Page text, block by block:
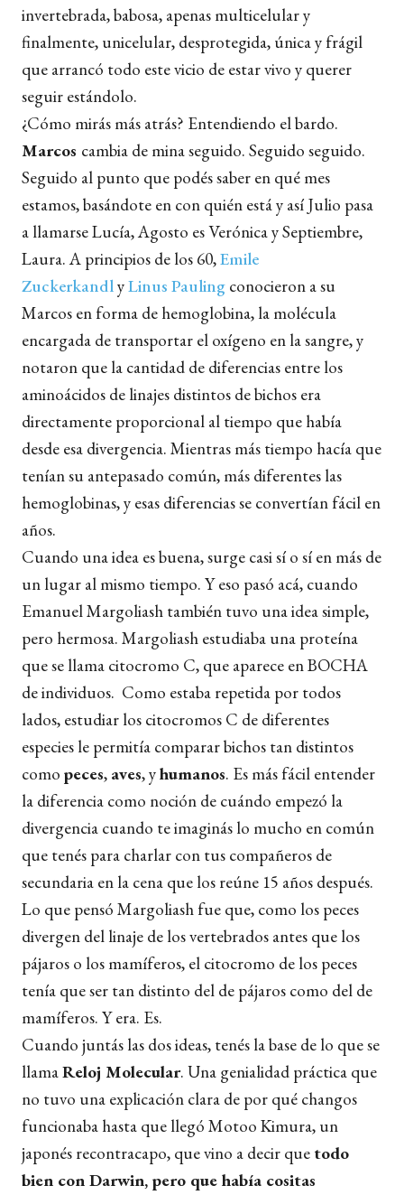
invertebrada, babosa, apenas multicelular y
finalmente, unicelular, desprotegida, única y frágil
que arrancó todo este vicio de estar vivo y querer
seguir estándolo.
¿Cómo mirás más atrás? Entendiendo el bardo.
Marcos cambia de mina seguido. Seguido seguido.
Seguido al punto que podés saber en qué mes
estamos, basándote en con quién está y así Julio pasa
a llamarse Lucía, Agosto es Verónica y Septiembre,
Laura. A principios de los 60,Emile
ZuckerkandlyLinus Pauling conocieron a su
Marcos en forma de hemoglobina, la molécula
encargada de transportar el oxígeno en la sangre, y
notaron que la cantidad de diferencias entre los
aminoácidos de linajes distintos de bichos era
directamente proporcional al tiempo que había
desde esa divergencia. Mientras más tiempo hacía que
tenían su antepasado común, más diferentes las
hemoglobinas, y esas diferencias se convertían fácil en
años.
Cuando una idea es buena, surge casi sí o sí en más de
un lugar al mismo tiempo. Y eso pasó acá, cuando
Emanuel Margoliash también tuvo una idea simple,
pero hermosa. Margoliash estudiaba una proteína
que se llama citocromo C, que aparece en BOCHA
de individuos. Como estaba repetida por todos
lados, estudiar los citocromos C de diferentes
especies le permitía comparar bichos tan distintos
como peces, aves, yhumanos. Es más fácil entender
la diferencia como noción de cuándo empezó la
divergencia cuando te imaginás lo mucho en común
que tenés para charlar con tus compañeros de
secundaria en la cena que los reúne 15 años después.
Lo que pensó Margoliash fue que, como los peces
divergen del linaje de los vertebrados antes que los
pájaros o los mamíferos, el citocromo de los peces
tenía que ser tan distinto del de pájaros como del de
mamíferos. Y era. Es.
Cuando juntás las dos ideas, tenés la base de lo que se
llamaReloj Molecular. Una genialidad práctica que
no tuvo una explicación clara de por qué changos
funcionaba hasta que llegó Motoo Kimura, un
japonés recontracapo, que vino a decir que todo
bien con Darwin, pero que había cositas